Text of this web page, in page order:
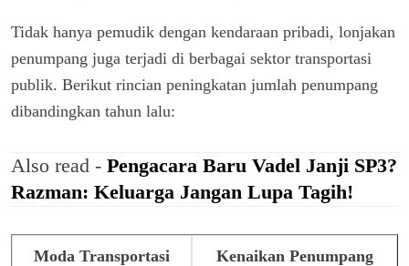
Tidak hanya pemudik dengan kendaraan pribadi, lonjakan
penumpang juga terjadi di berbagai sektor transportasi
publik. Berikut rincian peningkatan jumlah penumpang
dibandingkan tahun lalu:
Also read - Pengacara Baru Vadel Janji SP3?
Razman: Keluarga Jangan Lupa Tagih!
Moda Transportasi Kenaikan Penumpang